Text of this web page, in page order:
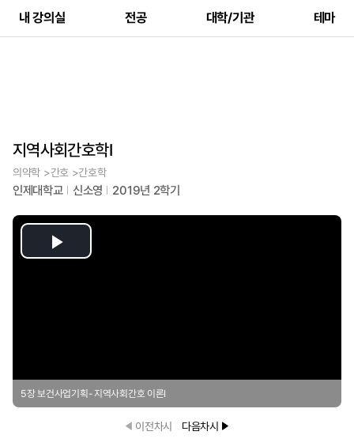
내 강의실 전공 대학/기관 테마
지역사회간호학I
의약학 >간호 >간호학
인제대학교 신소영 2019년 2학기
Play
5장 보건사업기획- 지역사회간호 이론I
이전차시 다음차시